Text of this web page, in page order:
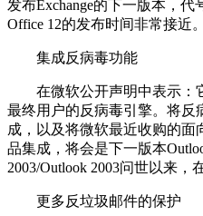
发布Exchange的下一版本，代
Office 12的发布时间非常接近。
集成反病毒功能
在微软公开声明中表示：
最终用户的反病毒引擎。将反
成，以及将微软最近收购的面
品集成，将会是下一版本
2003/Outlook 2003问世以来，
更多反垃圾邮件的保护